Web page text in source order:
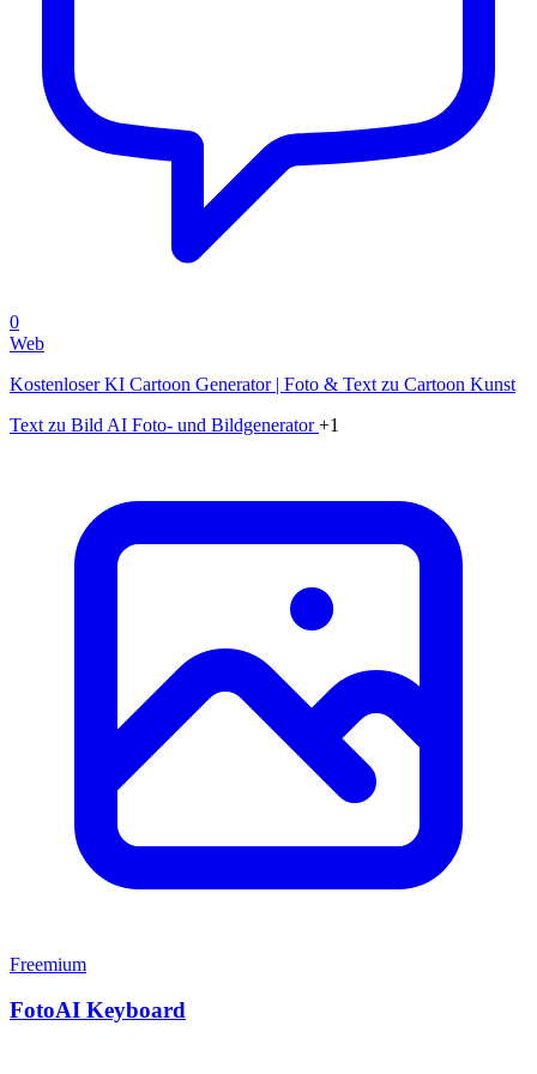
0
Web
Kostenloser KI Cartoon Generator | Foto & Text zu Cartoon Kunst
Text zu Bild AI Foto- und Bildgenerator+1
Freemium
FotoAI Keyboard